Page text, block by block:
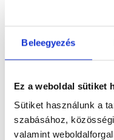
Beleegyezés
Ez a weboldal sütiket
Sütiket használunk a
szabásához,
valamint
Termékinformáció
Dokumentumok(1)